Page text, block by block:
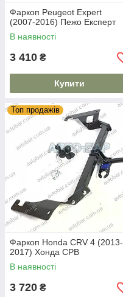
Фаркоп Peugeot Expert
(2007-2016) Пежо Експерт
В наявності
3 410 ₴
Купити
Топ продажів
Фаркоп Honda CRV 4 (2013-
2017) Хонда СРВ
В наявності
3 720 ₴